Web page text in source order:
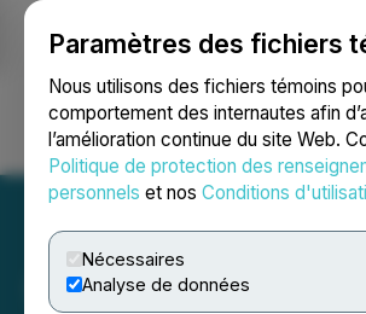
Paramètres des fichiers
Nous utilisons des fichiers témoins
comportement des internautes afin
l’amélioration continue du site Web.
Politique de protection des
personnels et nos Conditions
Nécessaires
Analyse de données
Ouvrir une session